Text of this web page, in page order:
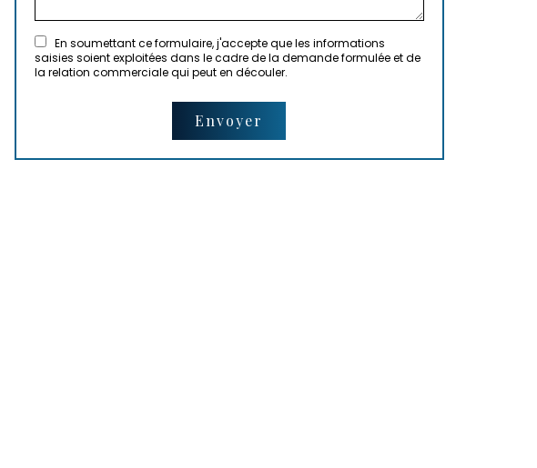
En soumettant ce formulaire, j'accepte que les informations
saisies soient exploitées dans le cadre de la demande formulée et de
la relation commerciale qui peut en découler.